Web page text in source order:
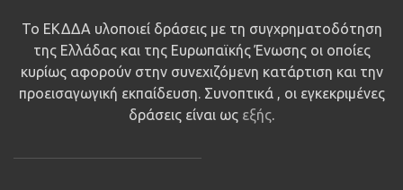
Το ΕΚΔΔΑ υλοποιεί δράσεις με τη συγχρηματοδότηση
της Ελλάδας και της Ευρωπαϊκής Ένωσης οι οποίες
κυρίως αφορούν στην συνεχιζόμενη κατάρτιση και την
προεισαγωγική εκπαίδευση. Συνοπτικά , οι εγκεκριμένες
δράσεις είναι ως εξής.